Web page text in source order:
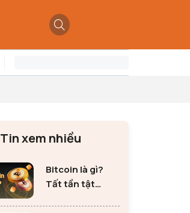
Tin xem nhiều
Bitcoin là gì?
Tất tần tật